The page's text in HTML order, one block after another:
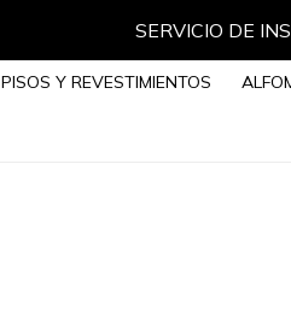
SERVICIO DE
PISOS Y REVESTIMIENTOS